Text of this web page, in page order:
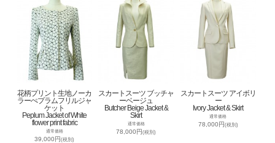
花柄プリント生地ノーカ
ラーぺプラムフリルジャ
ケット
Peplum Jacket of White
flower print fabric
通常価格
39,000円(税別)
スカートスーツ ブッチャ
ーベージュ
Butcher Beige Jacket &
Skirt
通常価格
78,000円(税別)
スカートスーツ アイボリ
ー
Ivory Jacket & Skirt
通常価格
78,000円(税別)